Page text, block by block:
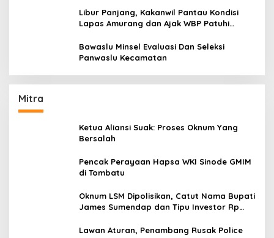
Libur Panjang, Kakanwil Pantau Kondisi
Lapas Amurang dan Ajak WBP Patuhi
Bawaslu Minsel Evaluasi Dan Seleksi
Panwaslu Kecamatan
Mitra
Ketua Aliansi Suak: Proses Oknum Yang
Bersalah
Pencak Perayaan Hapsa WKI Sinode GMIM
di Tombatu
Oknum LSM Dipolisikan, Catut Nama Bupati
James Sumendap dan Tipu Investor Rp
Lawan Aturan, Penambang Rusak Police